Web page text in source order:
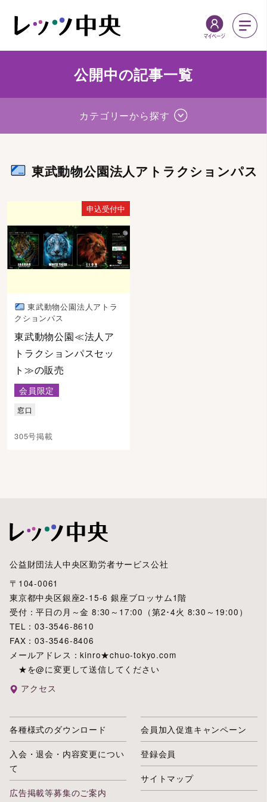
公開中の記事一覧
カテゴリーから探す
東武動物公園法人アトラクションパス
申込受付中
東武動物公園法人アトラ
クションパス
東武動物公園≪法人ア
トラクションパスセッ
ト≫の販売
会員限定
窓口
305号掲載
公益財団法人中央区勤労者サービス公社
〒104-0061
東京都中央区銀座2-15-6 銀座ブロッサム1階
受付：平日の月～金 8:30～17:00（第2･4火 8:30～19:00）
TEL：03-3546-8610
FAX：03-3546-8406
メールアドレス：kinro★chuo-tokyo.com
★を@に変更して送信してください
アクセス
各種様式のダウンロード
入会・退会・内容変更につい
て
広告掲載等募集のご案内
会員加入促進キャンペーン
登録会員
サイトマップ